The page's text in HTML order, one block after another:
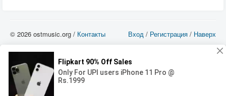
Вход / Регистрация / Наверх
© 2026 ostmusic.org / Контакты
можете использовать такие материалы только в том в случае, если
использование производится с ознакомительными целями - для прочих целей
вы должны приобрести лицензионную запись.